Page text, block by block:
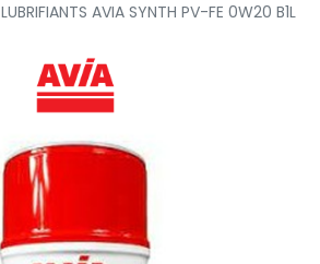
LUBRIFIANTS AVIA SYNTH PV-FE 0W20 B1L